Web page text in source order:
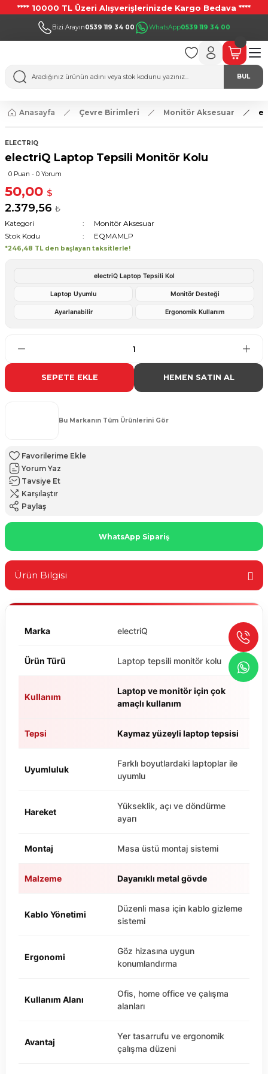
**** 10000 TL Üzeri Alışverişlerinizde Kargo Bedava ****
Bizi Arayın0539 119 34 00 WhatsApp0539 119 34 00
BUL
Anasayfa Çevre Birimleri Monitör Aksesuar
ELECTRIQ
electriQ Laptop Tepsili Monitör Kolu
0 Puan - 0 Yorum
50,00 $
2.379,56 ₺
Kategori
Monitör Aksesuar
Stok Kodu
EQMAMLP
*246,48 TL den başlayan taksitlerle!
electriQ Laptop Tepsili Kol
Laptop Uyumlu Monitör Desteği
Ayarlanabilir Ergonomik Kullanım
SEPETE EKLE HEMEN SATIN AL
Bu Markanın Tüm Ürünlerini Gör
Yorum Yaz
Tavsiye Et
Karşılaştır
Paylaş
WhatsApp Sipariş
Ürün Bilgisi
Marka electriQ
Ürün Türü Laptop tepsili monitör kolu
Kullanım
Laptop ve monitör için çok
amaçlı kullanım
Tepsi Kaymaz yüzeyli laptop tepsisi
Uyumluluk
Farklı boyutlardaki laptoplar ile
uyumlu
Hareket
Yükseklik, açı ve döndürme
ayarı
Montaj Masa üstü montaj sistemi
Malzeme Dayanıklı metal gövde
Kablo Yönetimi
Düzenli masa için kablo gizleme
sistemi
Ergonomi
Göz hizasına uygun
konumlandırma
Kullanım Alanı
Ofis, home office ve çalışma
alanları
Avantaj
Yer tasarrufu ve ergonomik
çalışma düzeni